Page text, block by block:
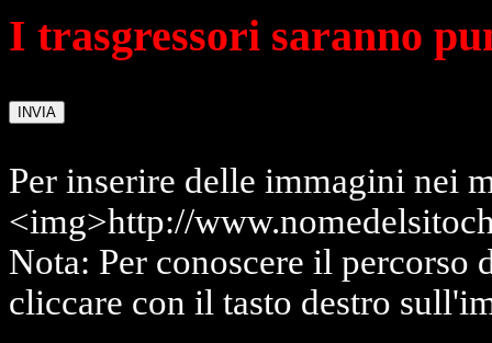
I trasgressori saranno
Per inserire delle immagini nei
<img>http://
Nota: Per conoscere il percorso
cliccare con il tasto destro